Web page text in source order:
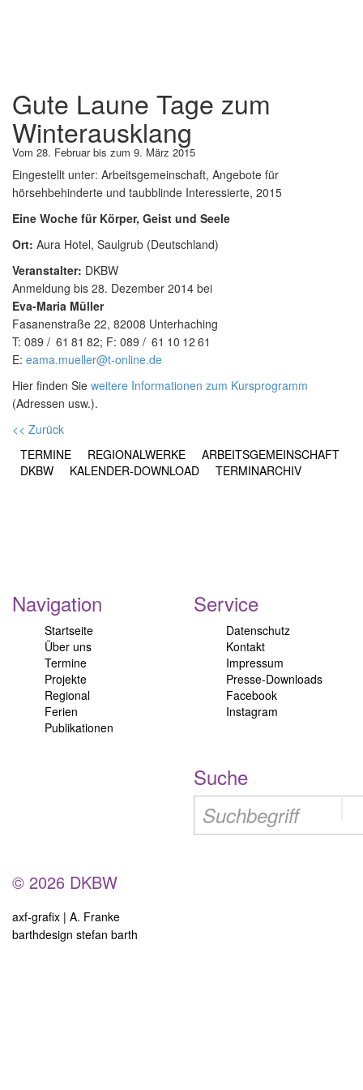
Gute Laune Tage zum
Winterausklang
Vom 28. Februar bis zum 9. März 2015
Eingestellt unter: Arbeitsgemeinschaft, Angebote für
hörsehbehinderte und taubblinde Interessierte, 2015
Eine Woche für Körper, Geist und Seele
Ort: Aura Hotel, Saulgrub (Deutschland)
Veranstalter: DKBW
Anmeldung bis 28. Dezember 2014 bei
Eva-Maria Müller
Fasanenstraße 22, 82008 Unterhaching
T: 089 61 81 82; F: 089 61 10 12 61
E: eama.mueller@t-online.de
Hier finden Sie weitere Informationen zum Kursprogramm
(Adressen usw.).
<< Zurück
TERMINE
REGIONALWERKE
ARBEITSGEMEINSCHAFT
DKBW
KALENDER-DOWNLOAD TERMINARCHIV
Navigation
Startseite
Über uns
Termine
Projekte
Regional
Ferien
Publikationen
Service
Datenschutz
Kontakt
Impressum
Presse-Downloads
Facebook
Instagram
Suche
© 2026 DKBW
axf-grafix | A. Franke
barthdesign stefan barth